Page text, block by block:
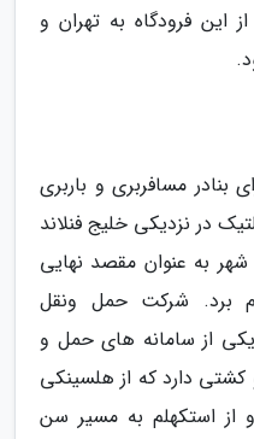
این فرودگاه به تهران و
بنادر مسافربری و باربری
در نزدیکی خلیج فنلاند
به عنوان مقصد نهایی
برد. شرکت حمل ونقل
از سامانه های حمل و
دارد که از هلسینکی
از استکهلم به مسیر سن